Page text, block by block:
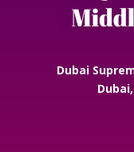
Dubai